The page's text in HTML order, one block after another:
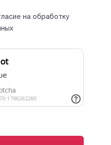
на обработку